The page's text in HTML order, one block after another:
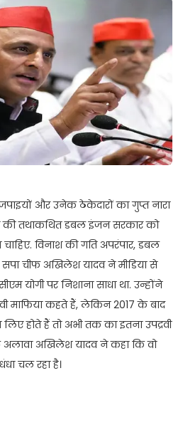
और उनेक ठेकेदारों का गुप्त नारा
की तथाकथित डबल इंजन सरकार को
विनाश की गति अपरंपार, डबल
चीफ अखिलेश यादव ने मीडिया से
योगी पर निशाना साधा था. उन्होंने
माफिया कहते हैं, लेकिन 2017 के बाद
होते हैं तो अभी तक का इतना उपद्रवी
अलावा अखिलेश यादव ने कहा कि वो
चल रहा है।